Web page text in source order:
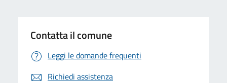
Contatta il comune
Leggi le domande frequenti
Richiedi assistenza